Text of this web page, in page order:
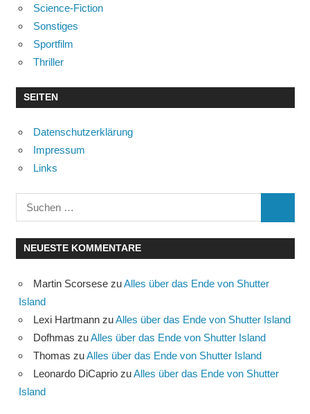
Science-Fiction
Sonstiges
Sportfilm
Thriller
SEITEN
Datenschutzerklärung
Impressum
Links
Suchen
nach:
NEUESTE KOMMENTARE
Martin Scorsese zuAlles über das Ende von Shutter
Island
Lexi Hartmann zuAlles über das Ende von Shutter Island
Dofhmas zuAlles über das Ende von Shutter Island
Thomas zuAlles über das Ende von Shutter Island
Leonardo DiCaprio zuAlles über das Ende von Shutter
Island